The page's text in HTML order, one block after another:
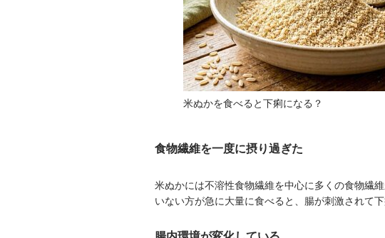
米ぬかを食べると下痢になる？
食物繊維を一度に摂り過ぎた
米ぬかには不溶性食物繊維を中心に多くの食物繊
いない方が急に大量に食べると、腸が刺激されて